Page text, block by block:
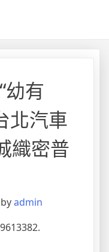
幼有
北汽車
織密普
byadmin